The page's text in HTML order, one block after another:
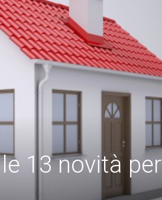
13 novità per